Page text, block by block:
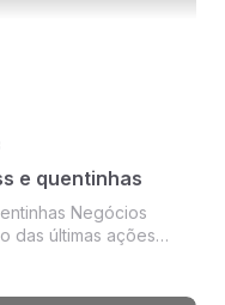
e quentinhas
Negócios
das últimas ações